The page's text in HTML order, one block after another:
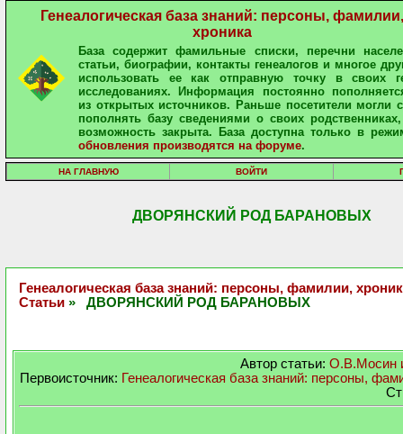
Генеалогическая база знаний: персоны, фамилии,
хроника
База содержит фамильные списки, перечни
статьи, биографии, контакты генеалогов и многое
использовать ее как отправную точку в своих
исследованиях. Информация постоянно
из открытых источников. Раньше посетители могли
пополнять базу сведениями о своих
возможность закрыта. База доступна только в
обновления производятся на форуме.
НА ГЛАВНУЮ ВОЙТИ
ДВОРЯНСКИЙ РОД БАРАНОВЫХ
Генеалогическая база знаний: персоны, фамилии,
Статьи » ДВОРЯНСКИЙ РОД БАРАНОВЫХ
Автор статьи: О.В.Мосин
Первоисточник: Генеалогическая база знаний: персоны,